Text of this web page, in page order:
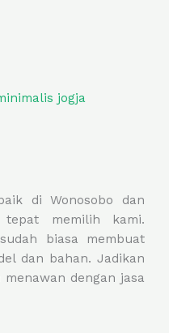
di Wonosobo dan
tepat memilih kami.
biasa membuat
dan bahan. Jadikan
dengan jasa